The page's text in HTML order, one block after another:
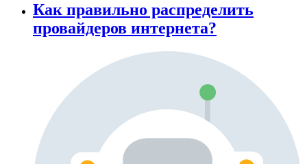
Как правильно распределить
провайдеров интернета?